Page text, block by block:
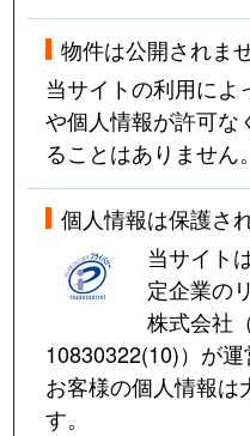
物件は公開されま
当サイトの利用によ
や個人情報が許可な
ることはありません。
個人情報は保護さ
当サイト
定企業の
株式会社
10830322(10)）が運
お客様の個人情報は
す。